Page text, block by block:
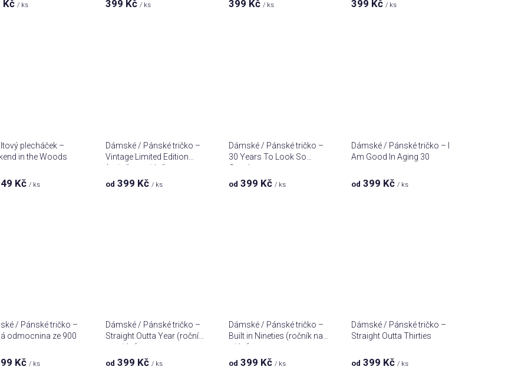
Kč / ks 399 Kč/ ks 399 Kč / ks 399 Kč / ks
plecháček –
in the Woods
Kč / ks
Dámské / Pánské tričko –
Vintage Limited Edition
(ročník na přání)
od 399 Kč / ks
Dámské / Pánské tričko –
30 Years To Look So
Good
od 399 Kč / ks
Dámské / Pánské tričko – I
Am Good In Aging 30
od 399 Kč / ks
/ Pánské tričko –
odmocnina ze 900
Kč / ks
Dámské / Pánské tričko –
Straight Outta Year (ročník
na přání)
od 399 Kč / ks
Dámské / Pánské tričko –
Built in Nineties (ročník na
přání)
od 399 Kč / ks
Dámské / Pánské tričko –
Straight Outta Thirties
od 399 Kč / ks